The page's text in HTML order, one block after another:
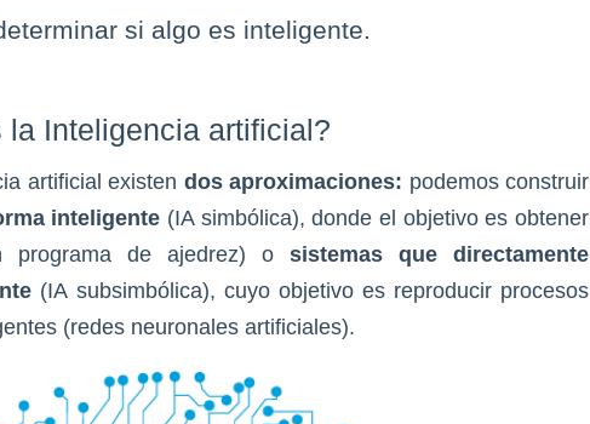
si algo es inteligente.
Inteligencia artificial?
artificial existen dos aproximaciones: podemos construir
inteligente (IA simbólica), donde el objetivo es obtener
programa de ajedrez) o sistemas que directamente
(IA subsimbólica), cuyo objetivo es reproducir procesos
(redes neuronales artificiales).